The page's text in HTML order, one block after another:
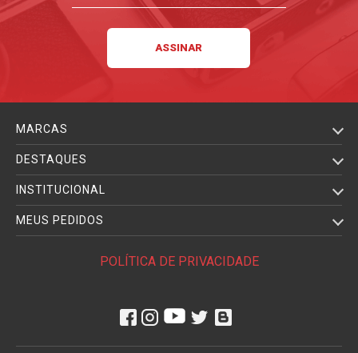
MARCAS
DESTAQUES
INSTITUCIONAL
MEUS PEDIDOS
POLÍTICA DE PRIVACIDADE